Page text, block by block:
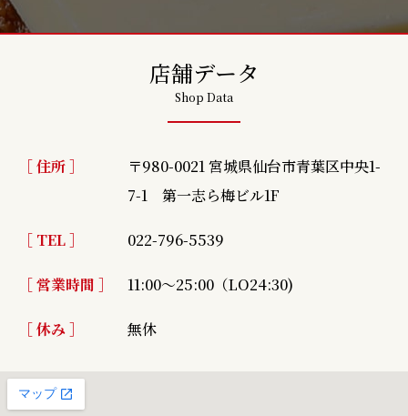
店舗データ
Shop Data
［ 住所 ］
〒980-0021 宮城県仙台市青葉区中央1-
7-1 第一志ら梅ビル1F
［ TEL ］ 022-796-5539
［ 営業時間 ］ 11:00～25:00（LO24:30)
［ 休み ］ 無休